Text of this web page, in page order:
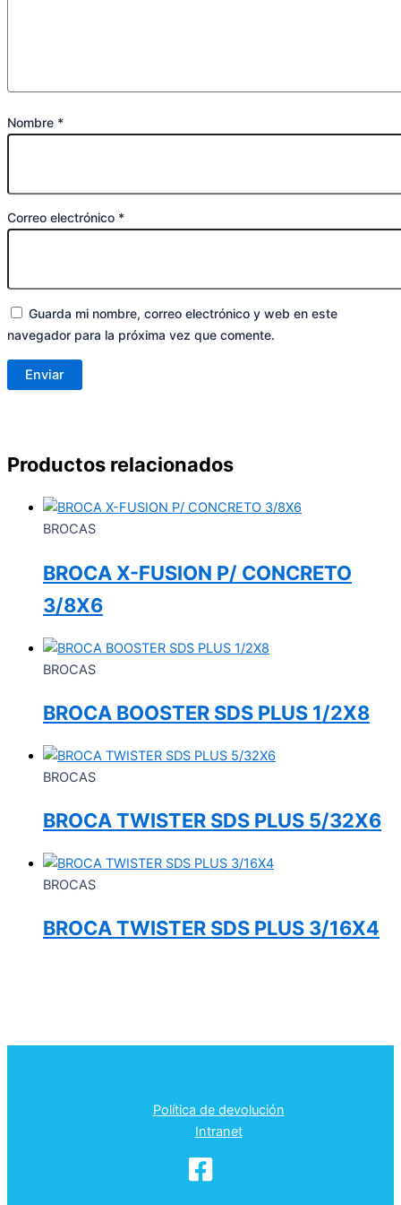
Nombre *
Correo electrónico *
Guarda mi nombre, correo electrónico y web en este
navegador para la próxima vez que comente.
Productos relacionados
BROCAS
BROCA X-FUSION P/ CONCRETO
3/8X6
BROCAS
BROCA BOOSTER SDS PLUS 1/2X8
BROCAS
BROCA TWISTER SDS PLUS 5/32X6
BROCAS
BROCA TWISTER SDS PLUS 3/16X4
Política de devolución
Intranet